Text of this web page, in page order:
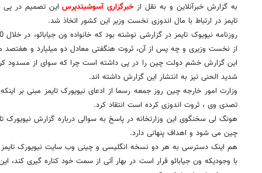
به گزارش خبرآنلاین و به نقل ازخبرگزاری آسوشیتدپرساین تصمیم در پی
تایمز در ارتباط با مال اندوزی نخست وزیر این کشور اتخاذ شد.
از نخست وزیری و چه پس از آن، ثروت هنگفتی معادل دو میلیارد و هفتصد
این گزارش خشم دولت چین را در پی داشته است چرا که سوای از مسدود
شدید الحنی نیز به انتشار این گزارش داشته اند.
وزارت امور خارجه چین روز جمعه رسما از ادعای نیویورک تایمز مبنی بر
تصدی وی ، ثروت اندوزی کرده است انتقاد کرد.
هونگ لی سخنگوی این وزارتخانه در پاسخ به سوالی درباره گزارش
چین می شود و اهداف پنهانی دارد.
هم اینک دسترسی به هر دو نسخه انگلیسی و چینی وب سایت نیویورک
با وجودیکه ون جیابائو قرار است در بهار آتی از سمت خود کناره گیری